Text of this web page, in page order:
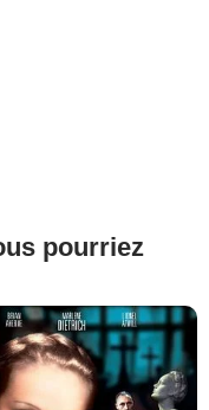
pourriez